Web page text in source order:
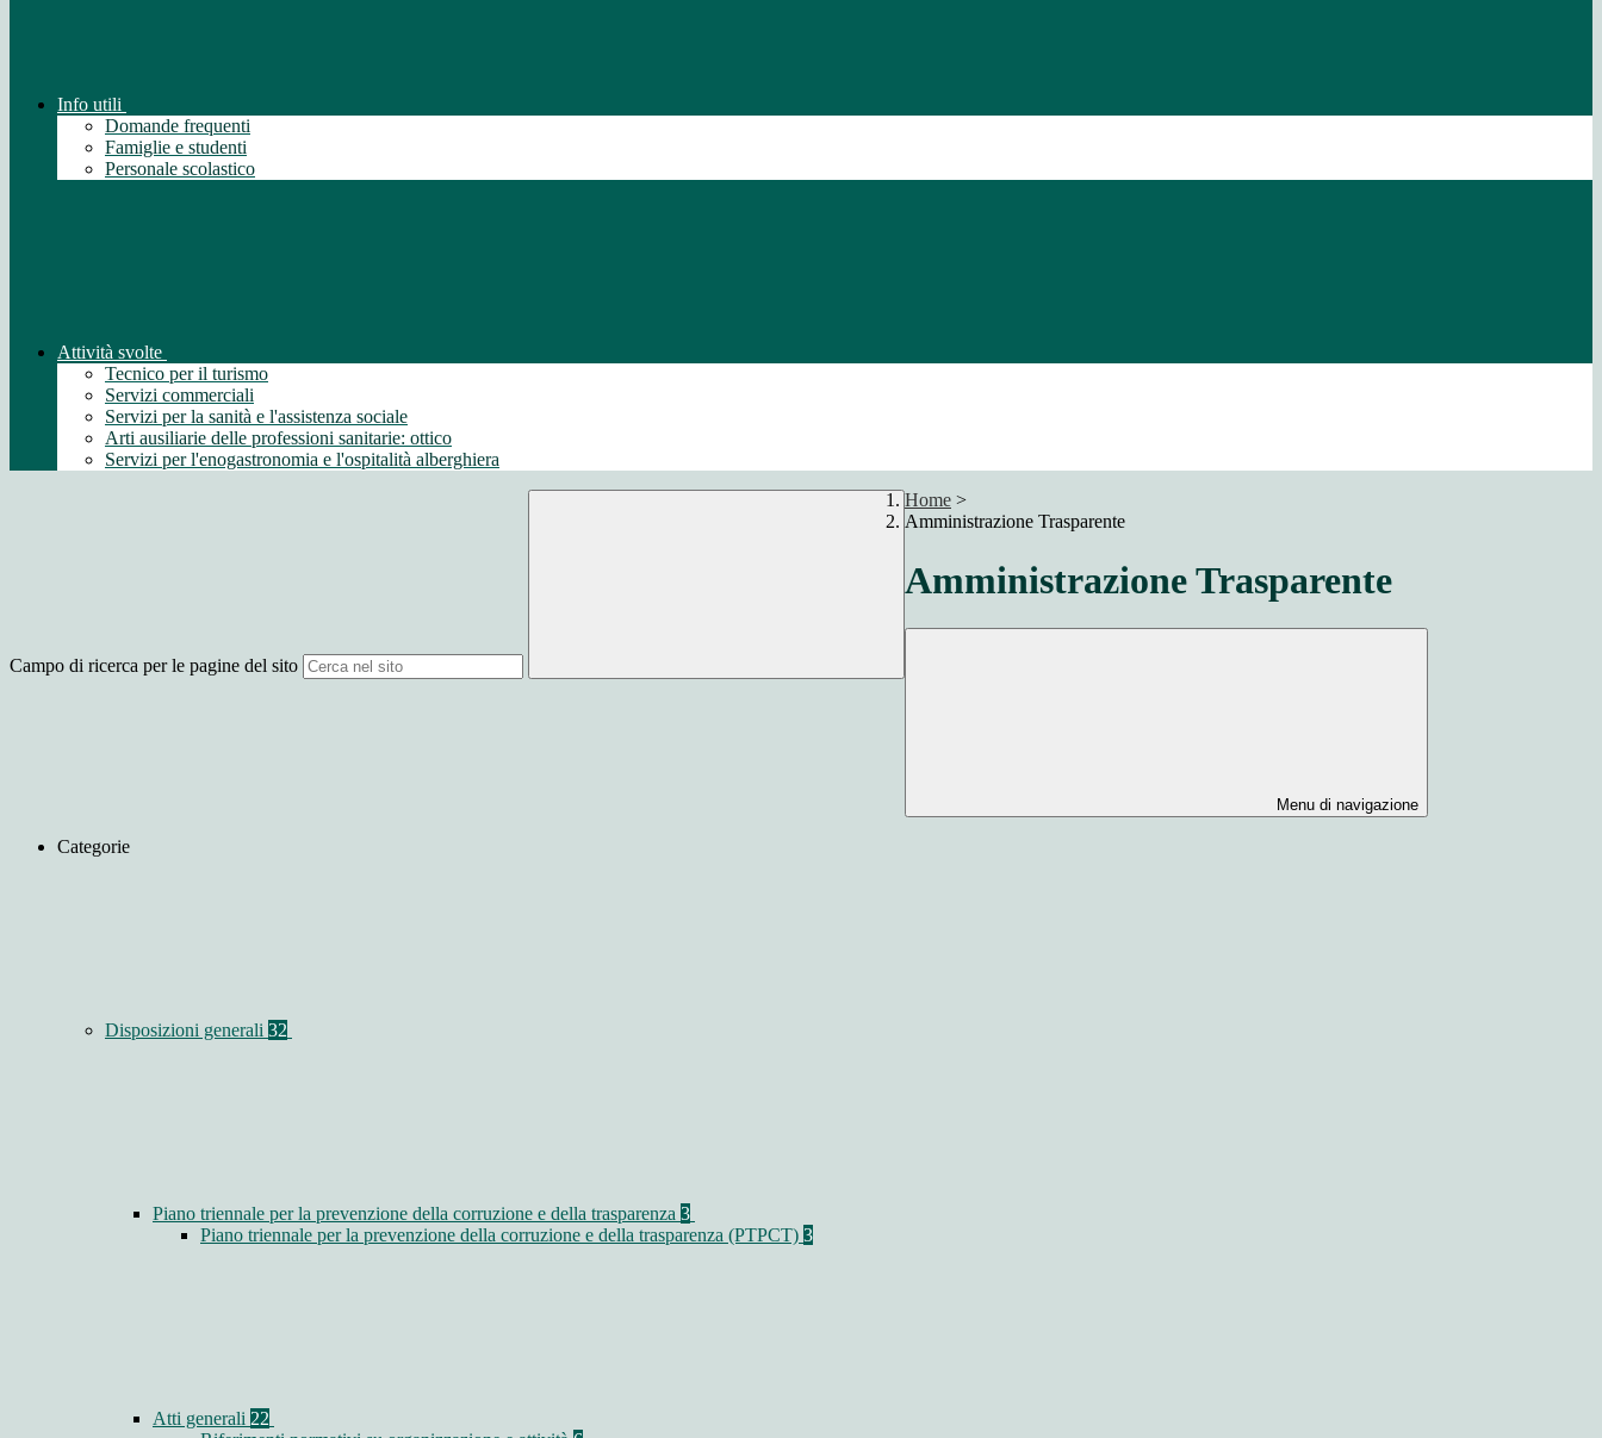
Info utili
Domande frequenti
Famiglie e studenti
Personale scolastico
Attività svolte
Tecnico per il turismo
Servizi commerciali
Servizi per la sanità e l'assistenza sociale
Arti ausiliarie delle professioni sanitarie: ottico
Servizi per l'enogastronomia e l'ospitalità alberghiera
Campo di ricerca per le pagine del sito
Home >
Amministrazione Trasparente
Amministrazione Trasparente
Menu di navigazione
Categorie
Disposizioni generali 32
Piano triennale per la prevenzione della corruzione e della trasparenza 3
Piano triennale per la prevenzione della corruzione e della trasparenza (PTPCT) 3
Atti generali 22